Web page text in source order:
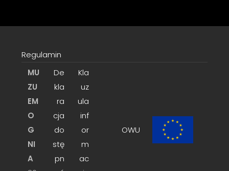
Regulamin
MU
ZU
EM
O
G
NI
A
De
kla
ra
cja
do
stę
pn
Kla
uz
ula
inf
or
m
ac
OWU